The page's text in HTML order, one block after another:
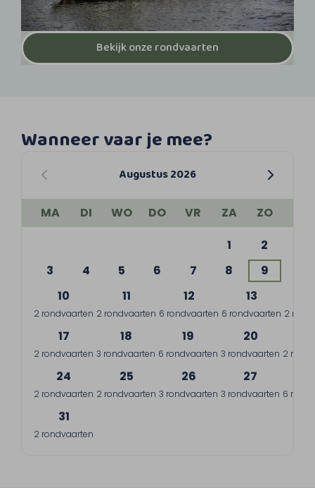
Bekijk onze rondvaarten
Wanneer vaar je mee?
Augustus 2026
MA DI WO DO VR ZA
ZO
1
2
3
4 5 6 7 8
9
10
2 rondvaarten
11
2 rondvaarten
12
6 rondvaarten
13
6 rondvaarten 2
17
2 rondvaarten
18
3 rondvaarten
19
6 rondvaarten
20
3 rondvaarten 2
24
2 rondvaarten
25
2 rondvaarten
26
3 rondvaarten
27
3 rondvaarten 6
31
2 rondvaarten